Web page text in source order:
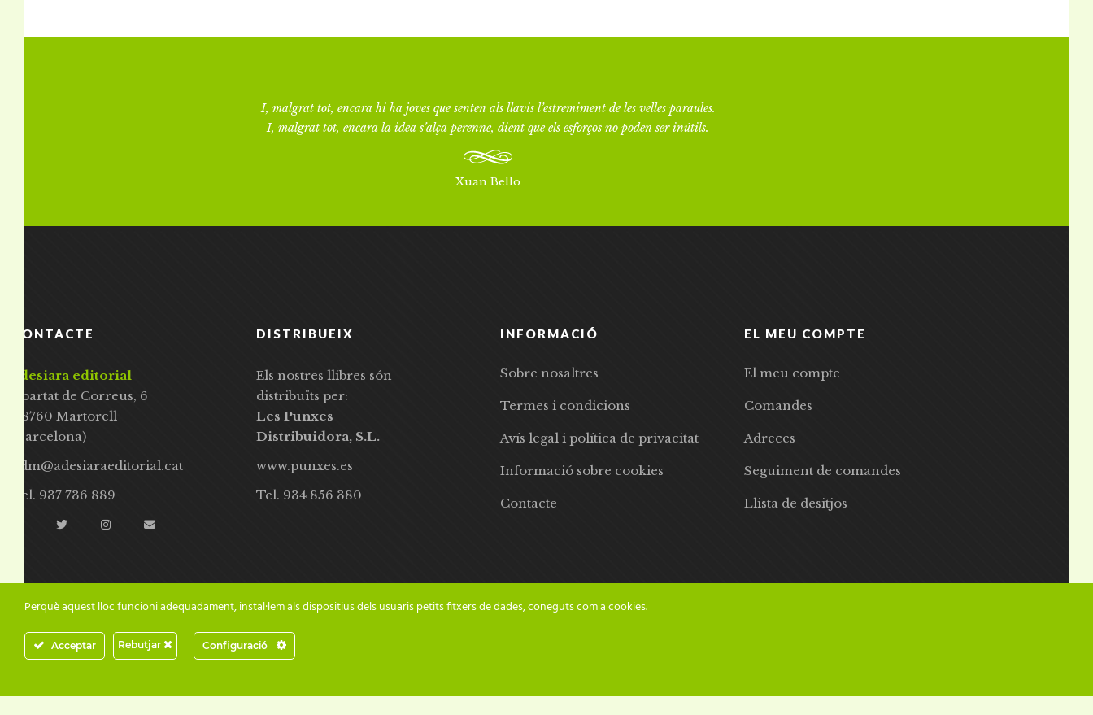
I, malgrat tot, encara hi ha joves que senten als llavis l’estremiment de les velles paraules.
I, malgrat tot, encara la idea s’alça perenne, dient que els esforços no poden ser inútils.
Xuan Bello
CONTACTE
adesiara editorial
Apartat de Correus, 6
08760 Martorell
(Barcelona)
adm@adesiaraeditorial.cat
Tel. 937 736 889
DISTRIBUEIX
Els nostres llibres són
distribuïts per:
Les Punxes
Distribuidora, S.L.
www.punxes.es
Tel. 934 856 380
INFORMACIÓ
Sobre nosaltres
Termes i condicions
Avís legal i política de privacitat
Informació sobre cookies
Contacte
EL MEU COMPTE
El meu compte
Comandes
Adreces
Seguiment de comandes
Llista de desitjos
Perquè aquest lloc funcioni adequadament, instal·lem als dispositius dels usuaris petits fitxers de dades, coneguts com a cookies.
Acceptar Rebutjar Configuració